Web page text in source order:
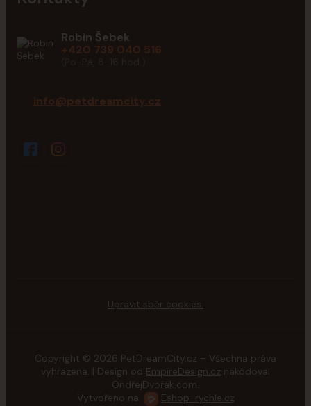
Robin Šebek
+420 739 040 516
info@petdreamcity.cz
Upravit sběr cookies.
Copyright © 2026 PetDreamCity.cz – Všechna práva
vyhrazena. | Design od EmpireDesign.cz nakódoval
OndřejDvořák.com
Vytvořeno na
Eshop-rychle.cz